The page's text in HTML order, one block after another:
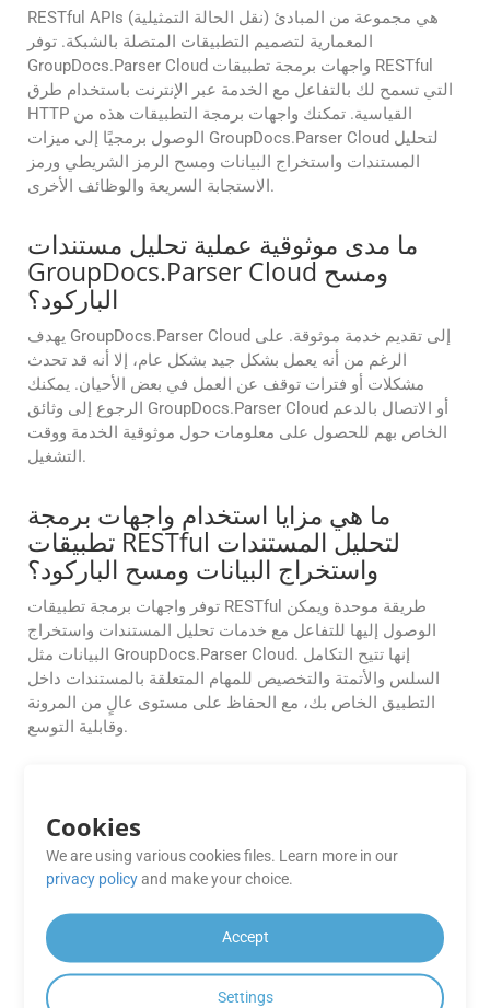
RESTful APIs (نقل الحالة التمثيلية) هي مجموعة من المبادئ
المعمارية لتصميم التطبيقات المتصلة بالشبكة. توفر
GroupDocs.Parser Cloud واجهات برمجة تطبيقات RESTful
التي تسمح لك بالتفاعل مع الخدمة عبر الإنترنت باستخدام طرق
HTTP القياسية. تمكنك واجهات برمجة التطبيقات هذه من
الوصول برمجيًا إلى ميزات GroupDocs.Parser Cloud لتحليل
المستندات واستخراج البيانات ومسح الرمز الشريطي ورمز
الاستجابة السريعة والوظائف الأخرى.
ما مدى موثوقية عملية تحليل مستندات
GroupDocs.Parser Cloud ومسح
الباركود؟
يهدف GroupDocs.Parser Cloud إلى تقديم خدمة موثوقة. على
الرغم من أنه يعمل بشكل جيد بشكل عام، إلا أنه قد تحدث
مشكلات أو فترات توقف عن العمل في بعض الأحيان. يمكنك
الرجوع إلى وثائق GroupDocs.Parser Cloud أو الاتصال بالدعم
الخاص بهم للحصول على معلومات حول موثوقية الخدمة ووقت
التشغيل.
ما هي مزايا استخدام واجهات برمجة
تطبيقات RESTful لتحليل المستندات
واستخراج البيانات ومسح الباركود؟
توفر واجهات برمجة تطبيقات RESTful طريقة موحدة ويمكن
الوصول إليها للتفاعل مع خدمات تحليل المستندات واستخراج
البيانات مثل GroupDocs.Parser Cloud. إنها تتيح التكامل
السلس والأتمتة والتخصيص للمهام المتعلقة بالمستندات داخل
التطبيق الخاص بك، مع الحفاظ على مستوى عالٍ من المرونة
وقابلية التوسع.
لا، لا تقوم GroupDocs.Parser Cloud بتخزين مستنداتك على
خوادمها بعد معالجتها. وهذا يساعد على ضمان خصوصية وأمان
ما هو الفرق بين الباركود ورمز الاستجابة
السريعة؟
Cookies
We are using various cookies files. Learn more in our
privacy policyand make your choice.
Accept
Settings